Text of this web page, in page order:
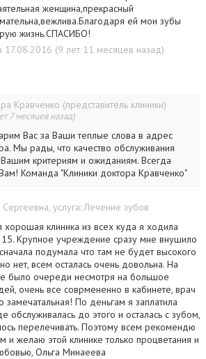
женщина,прекрасный
ей мои зубы
жизнь.СПАСИБО!
17.08.2016 (9 лет 11 месяцев назад)
Кравченко (представитель клиники)
7 месяцев назад)
Вас за Ваши теплые слова в адрес
Мы рады, что качество обслуживания
Вашим критериям и ожиданиям. Всегда
Команда "Клиники доктора Кравченко"
, услуга:Лечение зубов
хорошая клиника из всех куда я ходила
Крупное учреждение сразу мне внушило
подумала что там не будет высокого
нет, всем осталась очень довольна. На
было очереди несмотря на большое
очень все соврмененно в кабинете, врач
замечатальная! По деньгам я заплатила
обслуживалась до этого и осталась с зубом,
перелечивать. Поэтому всем рекомендю
и желаю этой клинике только процветания и
Ольга Минаеева